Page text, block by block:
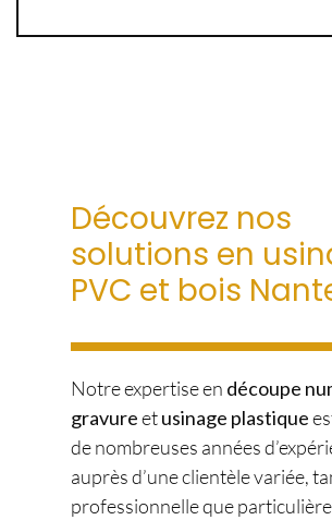
Découvrez nos
solutions en
PVC et bois
Notre expertise en découpe
gravureetusinage plastique
de nombreuses années
auprès d’une clientèle variée,
professionnelle que